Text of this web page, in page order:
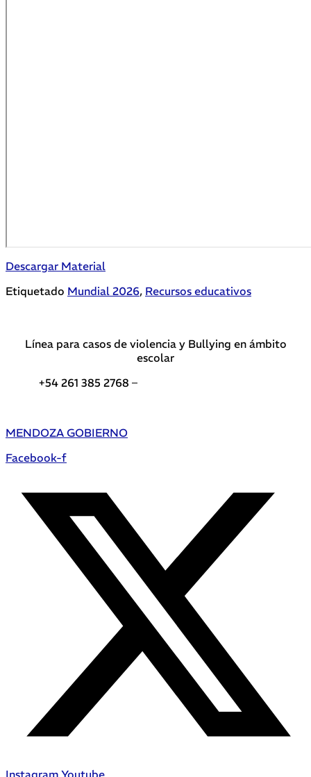
Descargar Material
Etiquetado Mundial 2026, Recursos educativos
Línea para casos de violencia y Bullying en ámbito
escolar
+54 261 385 2768 –
MENDOZA GOBIERNO
Facebook-f